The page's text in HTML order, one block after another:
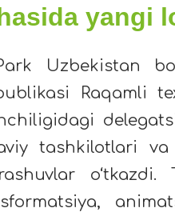
yangi
Uzbekistan
Raqamli
tashkilotlari